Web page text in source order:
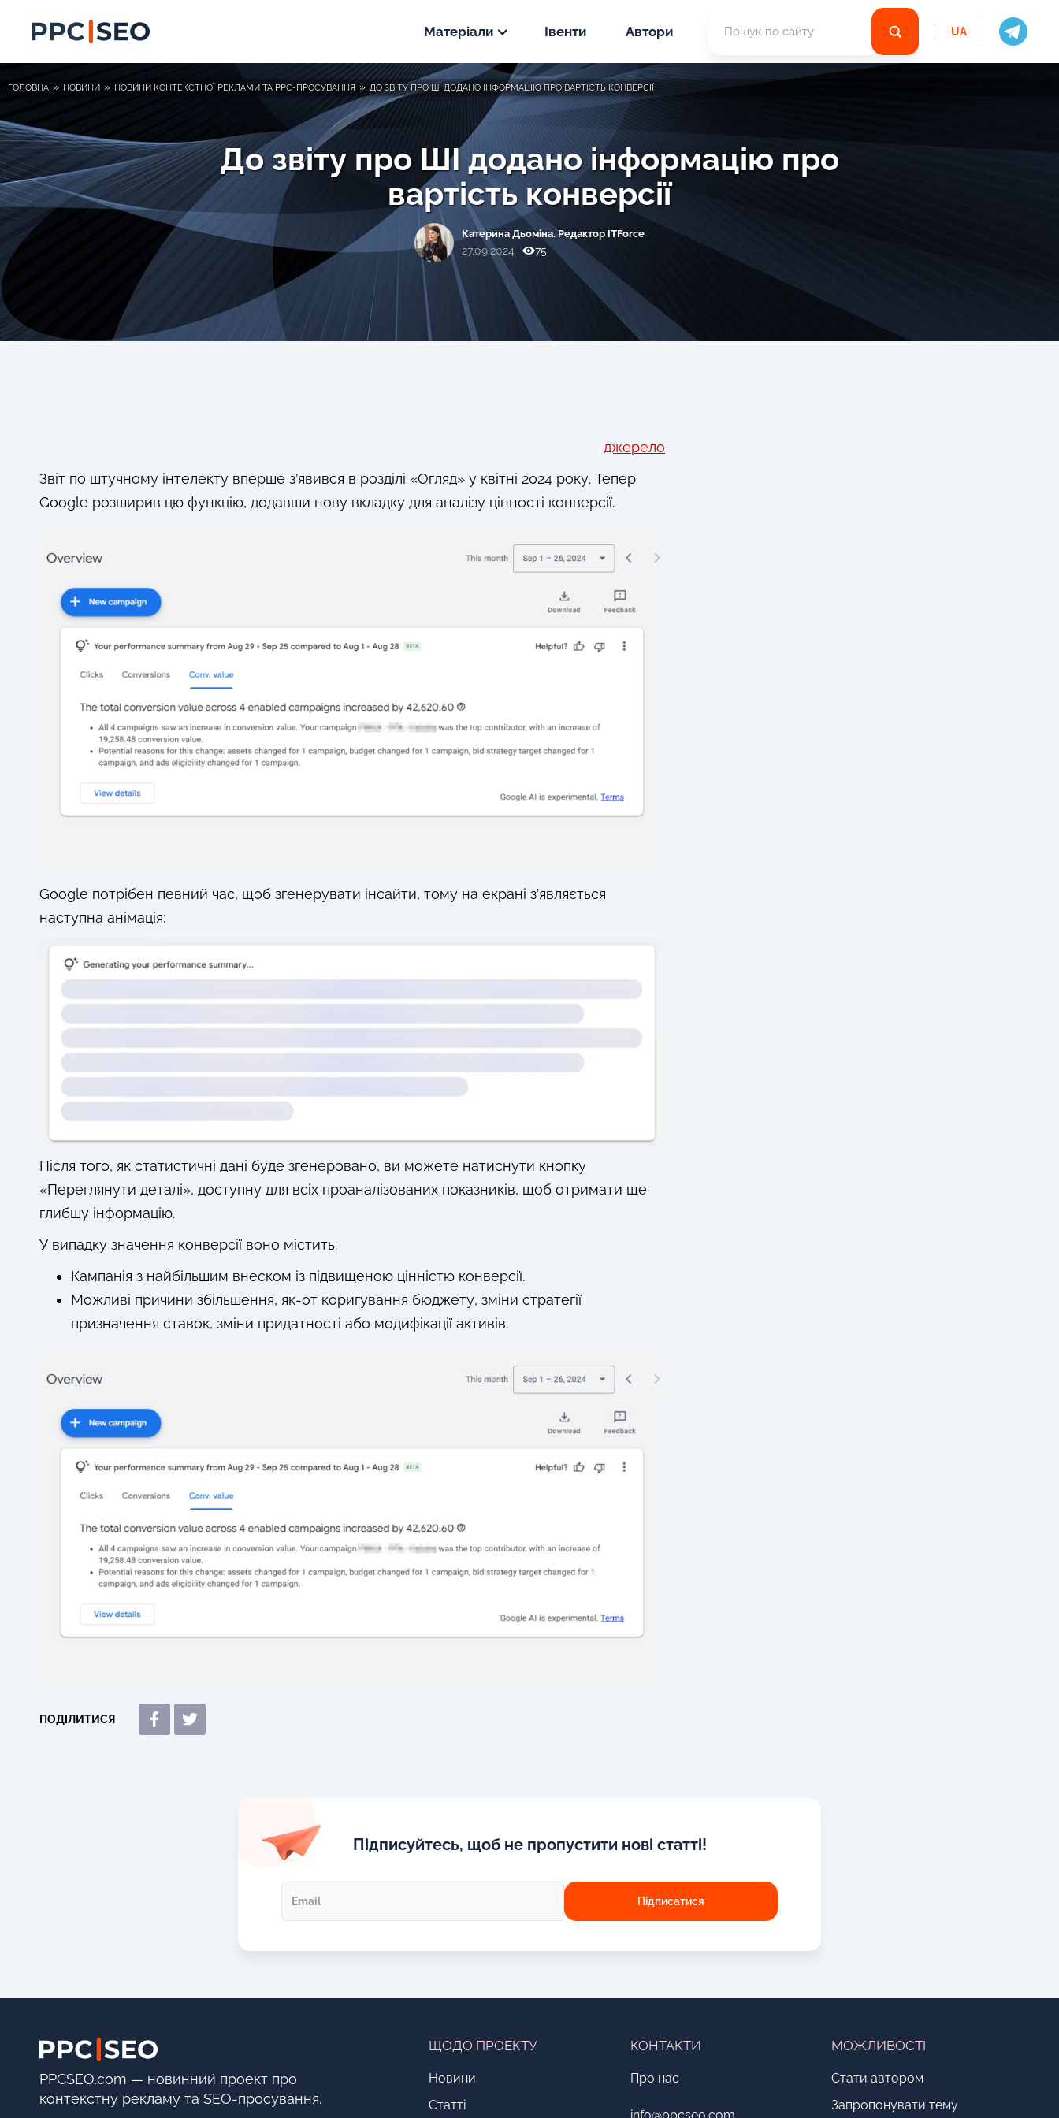
Матеріали
Новини
PPC
SEO
Кейси
PPC
SEO
Івенти Автори UA
ГОЛОВНА » НОВИНИ » НОВИНИ КОНТЕКСТНОЇ РЕКЛАМИ ТА PPC-ПРОСУВАННЯ » ДО ЗВІТУ ПРО ШІ ДОДАНО ІНФОРМАЦІЮ ПРО ВАРТІСТЬ КОНВЕРСІЇ
До звіту про ШІ додано інформацію про
вартість конверсії
Катерина Дьоміна. Редактор ITForce
27.09.2024 75
джерело
Звіт по штучному інтелекту вперше з’явився в розділі «Огляд» у квітні 2024 року. Тепер
Google розширив цю функцію, додавши нову вкладку для аналізу цінності конверсії.
Google потрібен певний час, щоб згенерувати інсайти, тому на екрані з’являється
наступна анімація:
Після того, як статистичні дані буде згенеровано, ви можете натиснути кнопку
«Переглянути деталі», доступну для всіх проаналізованих показників, щоб отримати ще
глибшу інформацію.
У випадку значення конверсії воно містить:
Кампанія з найбільшим внеском із підвищеною цінністю конверсії.
Можливі причини збільшення, як-от коригування бюджету, зміни стратегії
призначення ставок, зміни придатності або модифікації активів.
ПОДІЛИТИСЯ
Підписуйтесь, щоб не пропустити нові статті!
PPCSEO.com — новинний проект про
контекстну рекламу та SEO-просування.
ЩОДО ПРОЕКТУ
Новини
Статті
КОНТАКТИ
Про нас
МОЖЛИВОСТІ
Стати автором
Запропонувати тему